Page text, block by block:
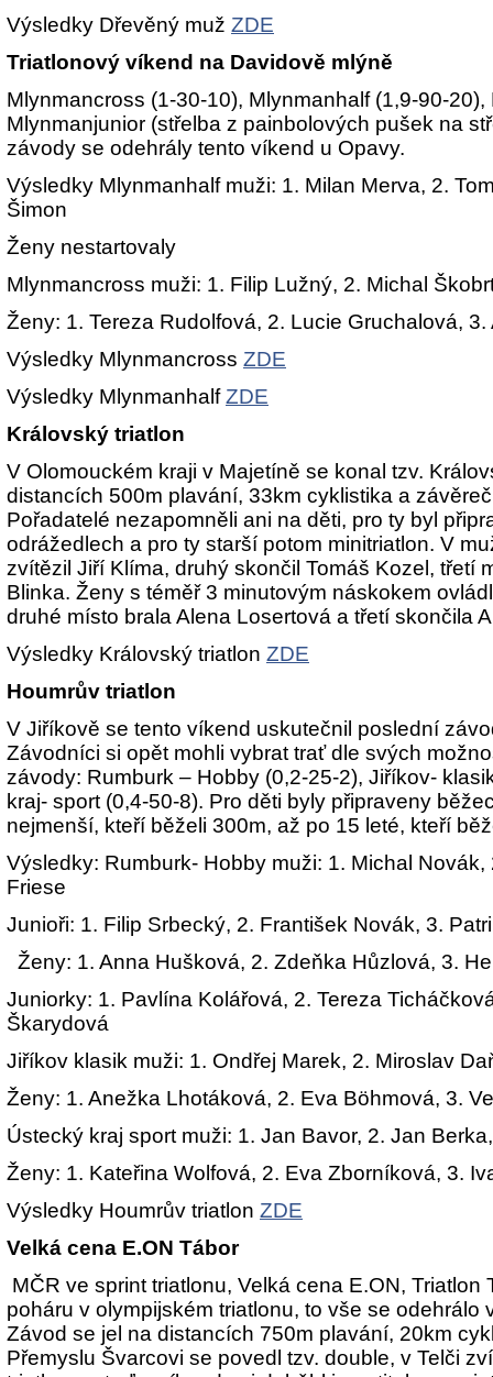
Výsledky Dřevěný muž ZDE
Triatlonový víkend na Davidově mlýně
Mlynmancross (1-30-10), Mlynmanhalf (1,9-90-
Mlynmanjunior (střelba z painbolových pušek na
závody se odehrály tento víkend u Opavy.
Výsledky Mlynmanhalf muži: 1. Milan Merva, 2.
Šimon
Ženy nestartovaly
Mlynmancross muži: 1. Filip Lužný, 2. Michal
Ženy: 1. Tereza Rudolfová, 2. Lucie Gruchalová,
Výsledky Mlynmancross ZDE
Výsledky MlynmanhalfZDE
Královský triatlon
V Olomouckém kraji v Majetíně se konal tzv.
distancích 500m plavání, 33km cyklistika a
Pořadatelé nezapomněli ani na děti, pro ty byl
odrážedlech a pro ty starší potom minitriatlon. V
zvítězil Jiří Klíma, druhý skončil Tomáš Kozel, třetí
Blinka. Ženy s téměř 3 minutovým náskokem
druhé místo brala Alena Losertová a třetí skončila
Výsledky Královský triatlon ZDE
Houmrův triatlon
V Jiříkově se tento víkend uskutečnil poslední
Závodníci si opět mohli vybrat trať dle svých
závody: Rumburk – Hobby (0,2-25-2), Jiříkov-
kraj- sport (0,4-50-8). Pro děti byly připraveny
nejmenší, kteří běželi 300m, až po 15 leté, kteří
Výsledky: Rumburk- Hobby muži: 1. Michal Novák,
Friese
Junioři: 1. Filip Srbecký, 2. František Novák, 3.
Ženy: 1. Anna Hušková, 2. Zdeňka Hůzlová, 3.
Juniorky: 1. Pavlína Kolářová, 2. Tereza
Škarydová
Jiříkov klasik muži: 1. Ondřej Marek, 2. Miroslav
Ženy: 1. Anežka Lhotáková, 2. Eva Böhmová, 3.
Ústecký kraj sport muži: 1. Jan Bavor, 2. Jan
Ženy: 1. Kateřina Wolfová, 2. Eva Zborníková, 3.
Výsledky Houmrův triatlon ZDE
Velká cena E.ON Tábor
MČR ve sprint triatlonu, Velká cena E.ON, Triatlon
poháru v olympijském triatlonu, to vše se odehrálo
Závod se jel na distancích 750m plavání, 20km
Přemyslu Švarcovi se povedl tzv. double, v Telči